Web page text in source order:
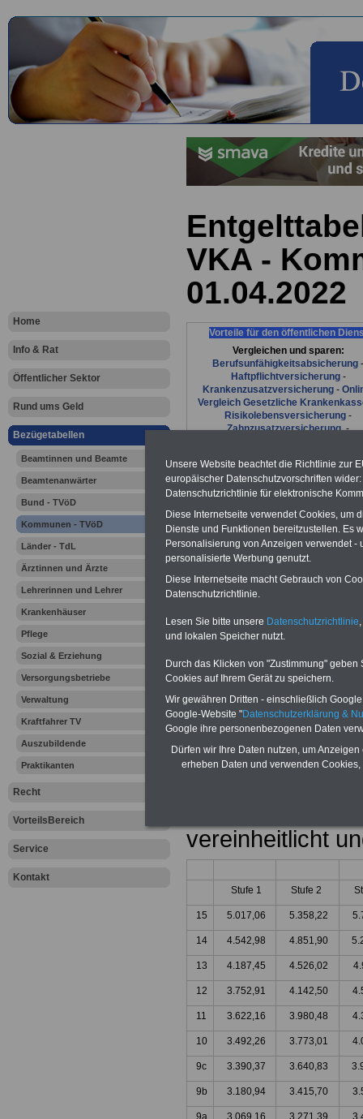
Home
Info & Rat
Öffentlicher Sektor
Rund ums Geld
Bezügetabellen
Beamtinnen und Beamte
Beamtenanwärter
Bund - TVöD
Kommunen - TVöD
Länder - TdL
Ärztinnen und Ärzte
Lehrerinnen und Lehrer
Krankenhäuser
Pflege
Sozial & Erziehung
Versorgungsbetriebe
Verwaltung
Kraftfahrer TV
Auszubildende
Praktikanten
Recht
VorteilsBereich
Service
Kontakt
VKA -
01.04.2022
Vorteile für den öffentlichen
Vergleichen und sparen:
Berufsunfähigkeitsabsicherung -
Haftpflichtversicherung-
Krankenzusatzversicherung-
Vergleich Gesetzliche
Risikolebensversicherung -
Zahnzusatzversicherung-
TVöD VKA
Gemeinden
Tabelle ab
Die
Ost
vereinheitlicht
Stufe 1 Stufe 2
15 5.017,06 5.358,22
14 4.542,98 4.851,90
13 4.187,45 4.526,02
12 3.752,91 4.142,50
11 3.622,16 3.980,48
10 3.492,26 3.773,01
9c 3.390,37 3.640,83
9b 3.180,94 3.415,70
Unsere Website beachtet die Richtlinie zur
europäischer Datenschutzvorschriften
Datenschutzrichtlinie für elektronische
Diese Internetseite verwendet Cookies, um
Dienste und Funktionen bereitzustellen. Es
Personalisierung von Anzeigen verwendet
personalisierte Werbung genutzt.
Diese Internetseite macht Gebrauch von
Datenschutzrichtlinie.
Lesen Sie bitte unsere Datenschutzrichtlinie
und lokalen Speicher nutzt.
Durch das Klicken von "Zustimmung"
Cookies auf Ihrem Gerät zu speichern.
Wir gewähren Dritten - einschließlich
Google-Website "Datenschutzerklärung &
Google ihre personenbezogenen Daten
Dürfen wir Ihre Daten nutzen, um
erheben Daten und verwenden